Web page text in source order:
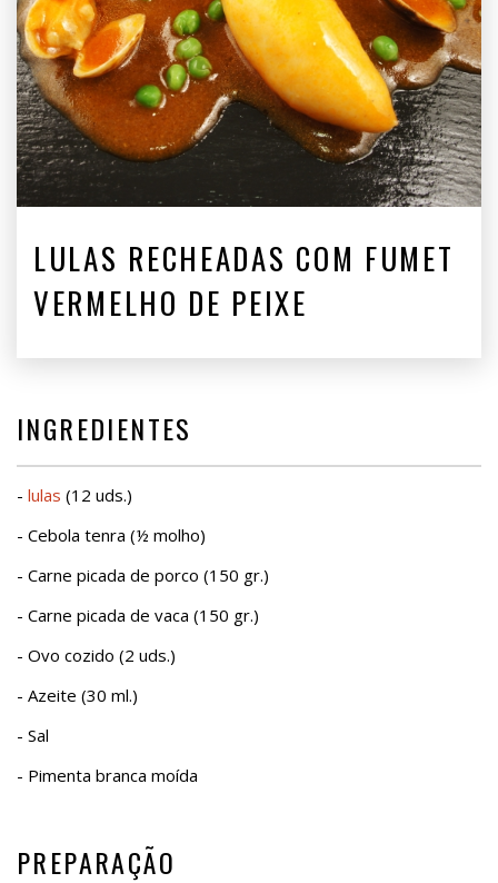
LULAS RECHEADAS COM FUMET
VERMELHO DE PEIXE
INGREDIENTES
- lulas (12 uds.)
- Cebola tenra (½ molho)
- Carne picada de porco (150 gr.)
- Carne picada de vaca (150 gr.)
- Ovo cozido (2 uds.)
- Azeite (30 ml.)
- Sal
- Pimenta branca moída
PREPARAÇÃO